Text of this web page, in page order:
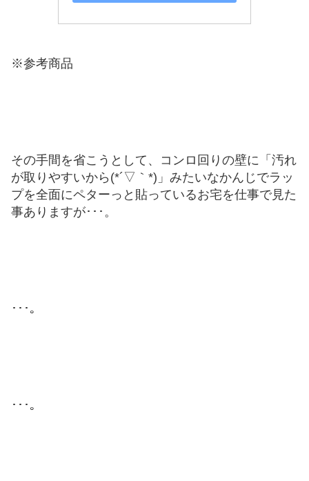
※参考商品
その手間を省こうとして、コンロ回りの壁に「汚れ
が取りやすいから(*´▽｀*)」みたいなかんじでラッ
プを全面にペターっと貼っているお宅を仕事で見た
事ありますが･･･。
･･･。
･･･。